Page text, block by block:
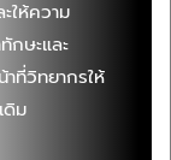
ให้ความ
กษะและ
าที่วิทยากรให้
ดิม